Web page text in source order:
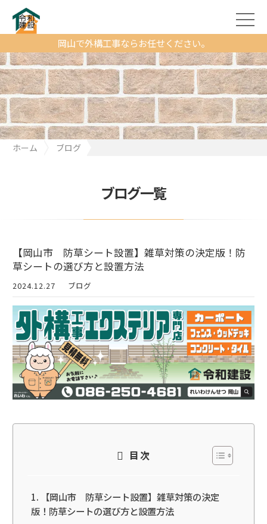
岡山で外構工事ならお任せください。
ホーム
ブログ
ブログ一覧
【岡山市 防草シート設置】雑草対策の決定版！防
草シートの選び方と設置方法
2024.12.27 ブログ
目次
【岡山市 防草シート設置】雑草対策の決定
版！防草シートの選び方と設置方法